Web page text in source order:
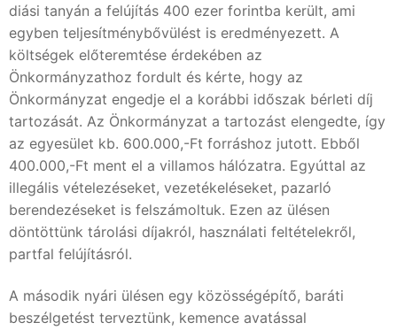
diási tanyán a felújítás 400 ezer forintba került, ami
egyben teljesítménybővülést is eredményezett. A
költségek előteremtése érdekében az
Önkormányzathoz fordult és kérte, hogy az
Önkormányzat engedje el a korábbi időszak bérleti díj
tartozását. Az Önkormányzat a tartozást elengedte, így
az egyesület kb. 600.000,-Ft forráshoz jutott. Ebből
400.000,-Ft ment el a villamos hálózatra. Egyúttal az
illegális vételezéseket, vezetékeléseket, pazarló
berendezéseket is felszámoltuk. Ezen az ülésen
döntöttünk tárolási díjakról, használati feltételekről,
partfal felújításról.
A második nyári ülésen egy közösségépítő, baráti
beszélgetést terveztünk, kemence avatással